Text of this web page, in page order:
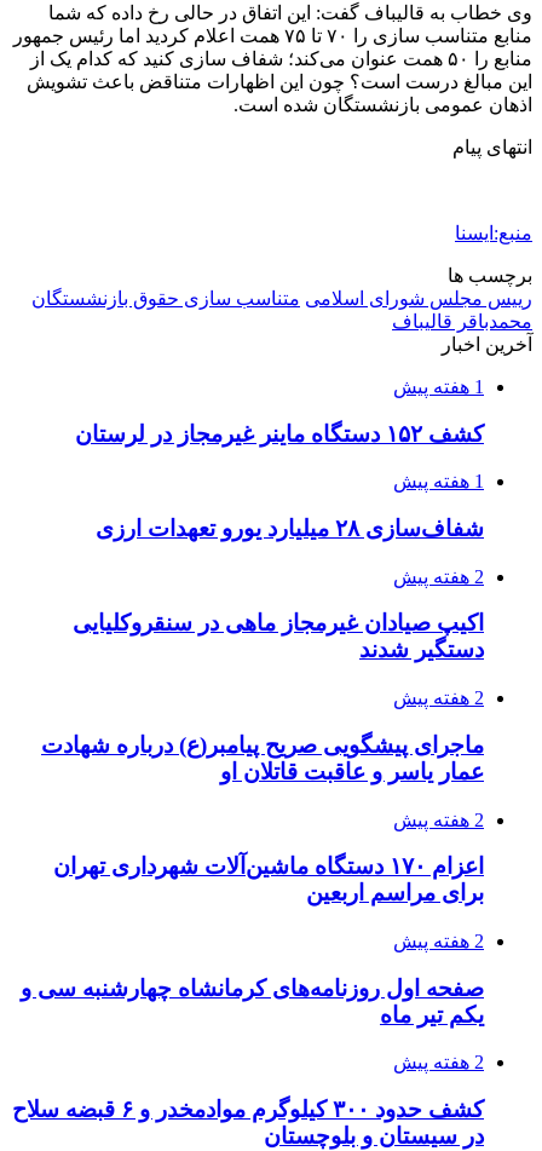
وی خطاب به قالیباف گفت: این اتفاق در حالی رخ داده که شما
منابع متناسب سازی را ۷۰ تا ۷۵ همت اعلام کردید اما رئیس جمهور
منابع را ۵۰ همت عنوان می‌کند؛ شفاف سازی کنید که کدام یک از
این مبالغ درست است؟ چون این اظهارات متناقض باعث تشویش
اذهان عمومی بازنشستگان شده است.
انتهای پیام
منبع:ایسنا
برچسب ها
رييس مجلس شورای اسلامی متناسب سازی حقوق بازنشستگان
محمدباقر قاليباف
آخرین اخبار
1 هفته پیش
کشف ۱۵۲ دستگاه ماینر غیرمجاز در لرستان
1 هفته پیش
شفاف‌سازی ۲۸ میلیارد یورو تعهدات ارزی
2 هفته پیش
اکیپ صیادان غیرمجاز ماهی در سنقروکلیایی
دستگیر شدند
2 هفته پیش
ماجرای پیشگویی صریح پیامبر(ع) درباره شهادت
عمار یاسر و عاقبت قاتلان او
2 هفته پیش
اعزام ۱۷۰ دستگاه ماشین‌آلات شهرداری تهران
برای مراسم اربعین
2 هفته پیش
صفحه اول روزنامه‌های کرمانشاه چهارشنبه سی و
یکم تیر ماه
2 هفته پیش
کشف حدود ۳۰۰ کیلوگرم موادمخدر و ۶ قبضه سلاح
در سیستان و بلوچستان